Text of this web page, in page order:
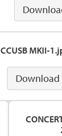
CCUSB MKII-
Download